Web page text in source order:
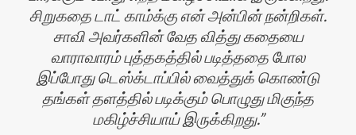
சிறுகதை டாட் காம்க்கு என் அன்பின் நன்றிகள்.
சாவி அவர்களின் வேத வித்து கதையை
வாராவாரம் புத்தகத்தில் படித்ததை போல
இப்போது டெஸ்க்டாப்பில் வைத்துக் கொண்டு
தங்கள் தளத்தில் படிக்கும் பொழுது மிகுந்த
மகிழ்ச்சியாய் இருக்கிறது.